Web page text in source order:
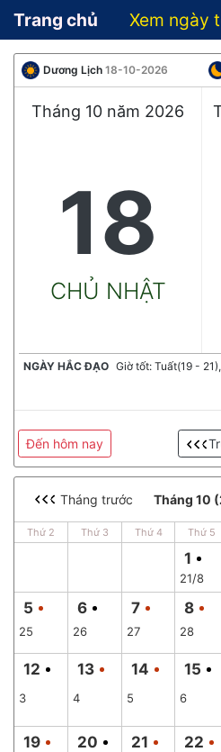
Trang chủ Xem ngày
Dương Lịch 18-10-2026
Tháng 10 năm 2026
18
CHỦ NHẬT
NGÀY HẮC ĐẠO Giờ tốt: Tuất(19 -
Đến hôm nay
Tháng trước Tháng 10
Thứ 2 Thứ 3 Thứ 4 Thứ 5
1
21/8
5
25
6
26
7
27
8
28
12
3
13
4
14
5
15
6
19 20 21 22